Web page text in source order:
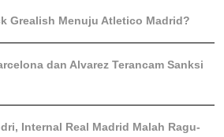
Grealish Menuju Atletico Madrid?
dan Alvarez Terancam Sanksi
Internal Real Madrid Malah Ragu-